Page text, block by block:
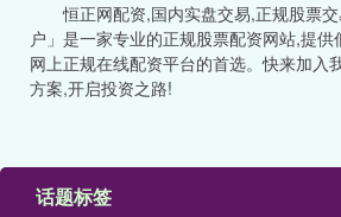
恒正网配资,国内实盘交易,正规股票
户」是一家专业的正规股票配资网站,提
网上正规在线配资平台的首选。快来加入
方案,开启投资之路!
话题标签